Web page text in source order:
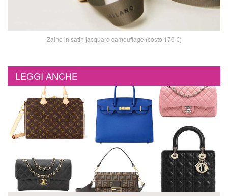
Zaino in satin jacquard camouflage (costo 170 €)
LEGGI ANCHE